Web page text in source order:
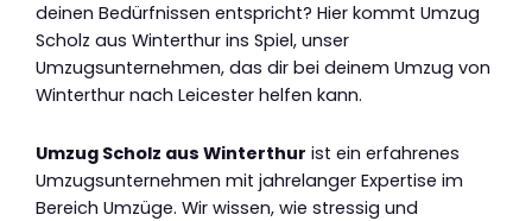
deinen Bedürfnissen entspricht? Hier kommt Umzug
Scholz aus Winterthur ins Spiel, unser
Umzugsunternehmen, das dir bei deinem Umzug von
Winterthur nach Leicester helfen kann.
Umzug Scholz aus Winterthur ist ein erfahrenes
Umzugsunternehmen mit jahrelanger Expertise im
Bereich Umzüge. Wir wissen, wie stressig und